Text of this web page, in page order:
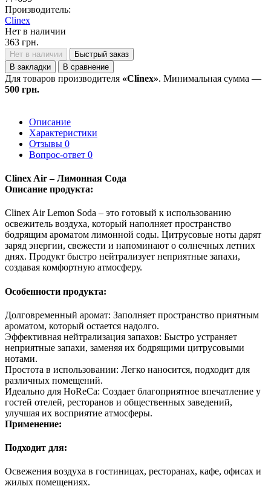
Производитель:
Clinex
Нет в наличии
363 грн.
Нет в наличии
Быстрый заказ
В закладки
В сравнение
Для товаров производителя «Clinex». Минимальная сумма —
500 грн.
Описание
Характеристики
Отзывы 0
Вопрос-ответ 0
Clinex Air – Лимонная Сода
Описание продукта:
Clinex Air Lemon Soda – это готовый к использованию
освежитель воздуха, который наполняет пространство
бодрящим ароматом лимонной соды. Цитрусовые ноты дарят
заряд энергии, свежести и напоминают о солнечных летних
днях. Продукт быстро нейтрализует неприятные запахи,
создавая комфортную атмосферу.
Особенности продукта:
Долговременный аромат: Заполняет пространство приятным
ароматом, который остается надолго.
Эффективная нейтрализация запахов: Быстро устраняет
неприятные запахи, заменяя их бодрящими цитрусовыми
нотами.
Простота в использовании: Легко наносится, подходит для
различных помещений.
Идеально для HoReCa: Создает благоприятное впечатление у
гостей отелей, ресторанов и общественных заведений,
улучшая их восприятие атмосферы.
Применение:
Подходит для:
Освежения воздуха в гостиницах, ресторанах, кафе, офисах и
жилых помещениях.